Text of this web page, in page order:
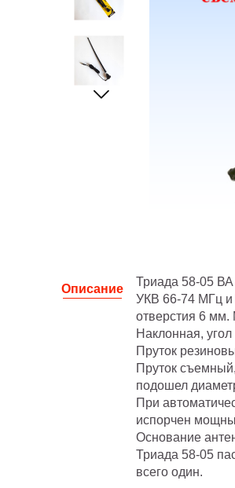
Описание
Триада 58-05
УКВ 66-74 МГц и
отверстия 6 мм.
Наклонная,
Пруток
Пруток
подошел
При
испорчен
Основание
Триада 58-05
всего один.